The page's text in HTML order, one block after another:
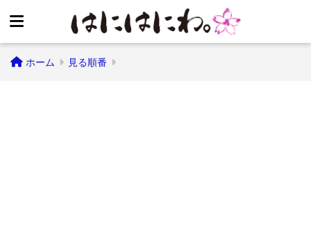
ホーム 見る順番